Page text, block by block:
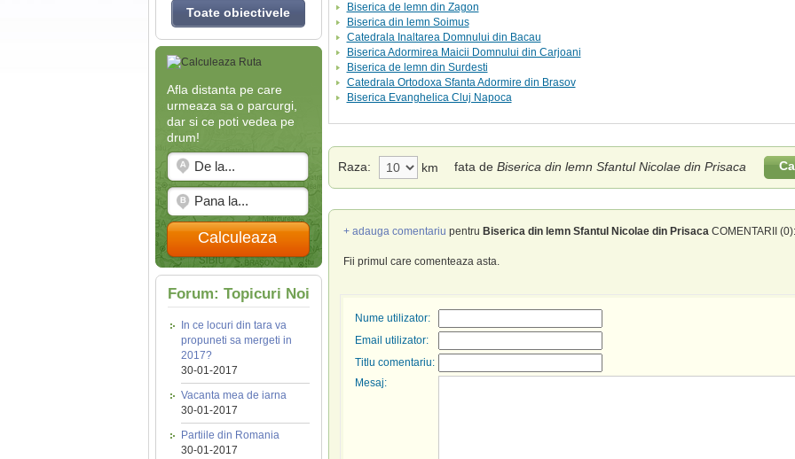
Toate obiectivele
Afla distanta pe care
urmeaza sa o parcurgi,
dar si ce poti vedea pe
drum!
Calculeaza
Forum: Topicuri Noi
In ce locuri din tara va
propuneti sa mergeti in
2017?
30-01-2017
Vacanta mea de iarna
30-01-2017
Partiile din Romania
30-01-2017
Biserica de lemn din Zagon
Biserica din lemn Soimus
Catedrala Inaltarea Domnului din Bacau
Biserica Adormirea Maicii Domnului din Carjoani
Biserica de lemn din Surdesti
Catedrala Ortodoxa Sfanta Adormire din Brasov
Biserica Evanghelica Cluj Napoca
Raza: km fata de Biserica din lemn Sfantul Nicolae din Prisaca
+ adauga comentariu pentru Biserica din lemn Sfantul Nicolae din PrisacaCOMENTARII (0):
Fii primul care comenteaza asta.
Nume utilizator:
Email utilizator:
Titlu comentariu:
Mesaj: